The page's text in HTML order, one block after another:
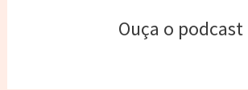
Ouça o podcast